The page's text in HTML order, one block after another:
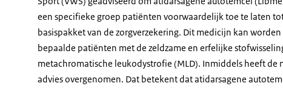
een specifieke groep patiënten voorwaardelijk toe te laten
basispakket van de zorgverzekering. Dit medicijn kan
bepaalde patiënten met de zeldzame en erfelijke
metachromatische leukodystrofie (MLD). Inmiddels heeft de
advies overgenomen. Dat betekent dat atidarsagene